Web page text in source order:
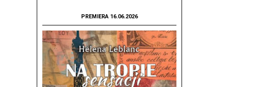
PREMIERA 16.06.2026